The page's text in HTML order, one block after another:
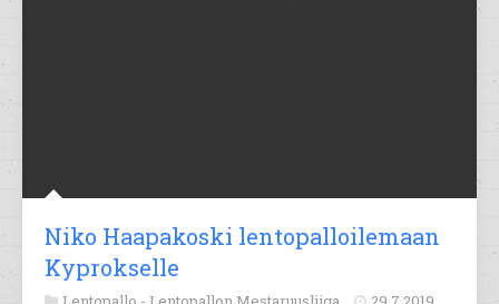
Niko Haapakoski lentopalloilemaan
Kyprokselle